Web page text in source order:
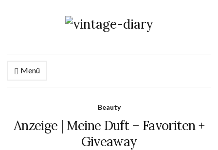
Menü
Beauty
Anzeige | Meine Duft – Favoriten +
Giveaway